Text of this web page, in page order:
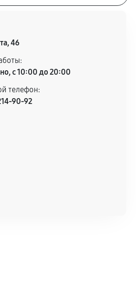
46
с 10:00 до 20:00
телефон:
90-92